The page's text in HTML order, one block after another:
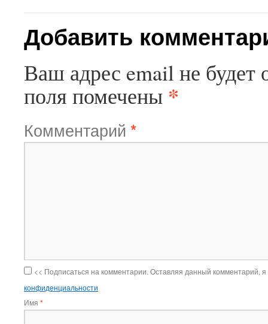
Добавить
Ваш адрес email не будет
поля помечены *
Комментарий *
<< Подписаться на комментарии. Оставляя данный комментарий,
конфиденциальности
Имя *